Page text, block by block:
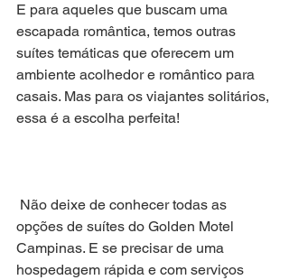
E para aqueles que buscam uma
escapada romântica, temos outras
suítes temáticas que oferecem um
ambiente acolhedor e romântico para
casais. Mas para os viajantes solitários,
essa é a escolha perfeita!
opções de suítes do Golden Motel
Campinas. E se precisar de uma
hospedagem rápida e com serviços